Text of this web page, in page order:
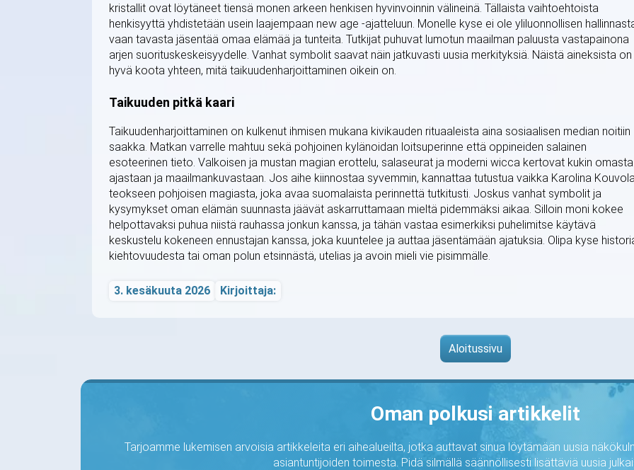
kristallit ovat löytäneet tiensä monen arkeen henkisen hyvinvoinnin välineinä. Tällaista vaihtoehtoista
henkisyyttä yhdistetään usein laajempaan new age -ajatteluun. Monelle kyse ei ole yliluonnollisen
vaan tavasta jäsentää omaa elämää ja tunteita. Tutkijat puhuvat lumotun maailman paluusta vastapainona
arjen suorituskeskeisyydelle. Vanhat symbolit saavat näin jatkuvasti uusia merkityksiä. Näistä aineksista on
hyvä koota yhteen, mitä taikuudenharjoittaminen oikein on.
Taikuuden pitkä kaari
Taikuudenharjoittaminen on kulkenut ihmisen mukana kivikauden rituaaleista aina sosiaalisen median noitiin
saakka. Matkan varrelle mahtuu sekä pohjoinen kylänoidan loitsuperinne että oppineiden salainen
esoteerinen tieto. Valkoisen ja mustan magian erottelu, salaseurat ja moderni wicca kertovat kukin omasta
ajastaan ja maailmankuvastaan. Jos aihe kiinnostaa syvemmin, kannattaa tutustua vaikka Karolina
teokseen pohjoisen magiasta, joka avaa suomalaista perinnettä tutkitusti. Joskus vanhat symbolit ja
kysymykset oman elämän suunnasta jäävät askarruttamaan mieltä pidemmäksi aikaa. Silloin moni kokee
helpottavaksi puhua niistä rauhassa jonkun kanssa, ja tähän vastaa esimerkiksi puhelimitse käytävä
keskustelu kokeneen ennustajan kanssa, joka kuuntelee ja auttaa jäsentämään ajatuksia. Olipa kyse
kiehtovuudesta tai oman polun etsinnästä, utelias ja avoin mieli vie pisimmälle.
3. kesäkuuta 2026 Kirjoittaja:
Aloitussivu
Oman polkusi artikkelit
Tarjoamme lukemisen arvoisia artikkeleita eri aihealueilta, jotka auttavat sinua löytämään uusia
asiantuntijoiden toimesta. Pidä silmällä säännöllisesti lisättäviä uusia